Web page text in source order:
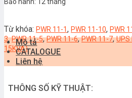
Từ khóa: PWR 11-1, PWR 11-10, PWR
3,PWR 11-5,PWR 11-6,PWR 11-7,UPS
15KVA)
Mô tả
CATALOGUE
Liên hệ
THÔNG SỐ KỸ THUẬT: